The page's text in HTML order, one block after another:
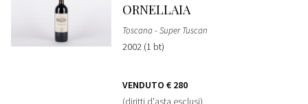
ORNELLAIA
Toscana - Super Tuscan
2002 (1 bt)
VENDUTO € 280
(diritti d'asta esclusi)